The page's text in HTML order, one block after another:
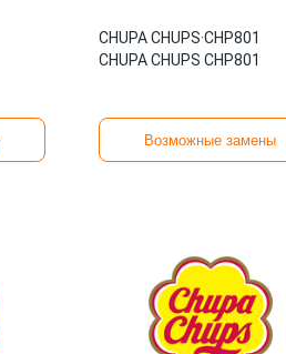
CHUPA CHUPS·CHP801
CHUPA CHUPS CHP801
Возможные замены